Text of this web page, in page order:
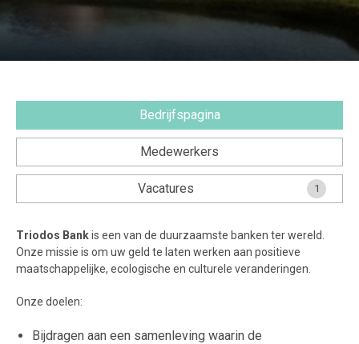
Veel gestelde vragen.....
Bedrijfspagina
Medewerkers
Vacatures 1
Triodos Bankis een van de duurzaamste banken ter wereld.
Onze missie is om uw geld te laten werken aan positieve
maatschappelijke, ecologische en culturele veranderingen.
Onze doelen:
Bijdragen aan een samenleving waarin de